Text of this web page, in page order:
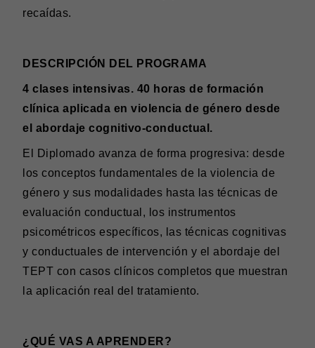
recaídas.
DESCRIPCIÓN DEL PROGRAMA
4 clases intensivas. 40 horas de formación
clínica aplicada en violencia de género desde
el abordaje cognitivo-conductual.
El Diplomado avanza de forma progresiva: desde
los conceptos fundamentales de la violencia de
género y sus modalidades hasta las técnicas de
evaluación conductual, los instrumentos
psicométricos específicos, las técnicas cognitivas
y conductuales de intervención y el abordaje del
TEPT con casos clínicos completos que muestran
la aplicación real del tratamiento.
¿QUÉ VAS A APRENDER?